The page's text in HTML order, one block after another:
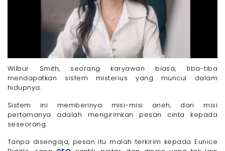
Wilbur Smith, seorang karyawan biasa, tiba-tiba
mendapatkan sistem misterius yang muncul dalam
hidupnya.
Sistem ini memberinya misi-misi aneh, dan misi
pertamanya adalah mengirimkan pesan cinta kepada
seseorang.
Tanpa disengaja, pesan itu malah terkirim kepada Eunice